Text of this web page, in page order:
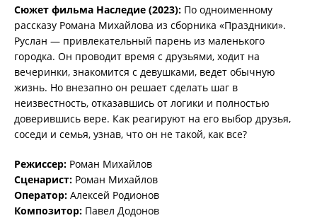
Сюжет фильма Наследие (2023): По одноименному
рассказу Романа Михайлова из сборника «Праздники».
Руслан — привлекательный парень из маленького
городка. Он проводит время с друзьями, ходит на
вечеринки, знакомится с девушками, ведет обычную
жизнь. Но внезапно он решает сделать шаг в
неизвестность, отказавшись от логики и полностью
доверившись вере. Как реагируют на его выбор друзья,
соседи и семья, узнав, что он не такой, как все?
Режиссер: Роман Михайлов
Сценарист: Роман Михайлов
Оператор: Алексей Родионов
Композитор: Павел Додонов